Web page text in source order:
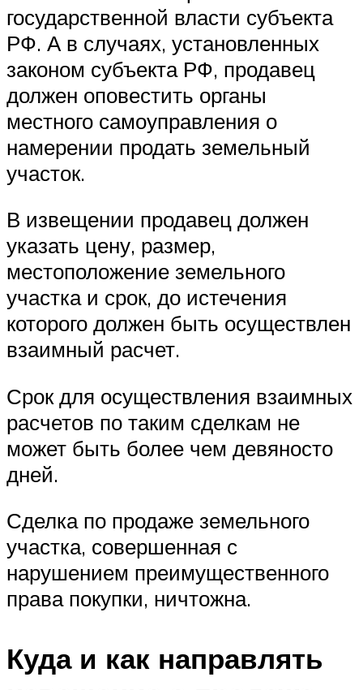
государственной власти субъекта
РФ. А в случаях, установленных
законом субъекта РФ, продавец
должен оповестить органы
местного самоуправления о
намерении продать земельный
участок.
В извещении продавец должен
указать цену, размер,
местоположение земельного
участка и срок, до истечения
которого должен быть осуществлен
взаимный расчет.
Срок для осуществления взаимных
расчетов по таким сделкам не
может быть более чем девяносто
дней.
Сделка по продаже земельного
участка, совершенная с
нарушением преимущественного
права покупки, ничтожна.
Куда и как направлять